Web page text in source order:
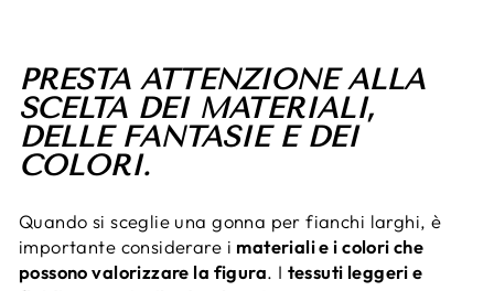
PRESTA ATTENZIONE ALLA
SCELTA DEI MATERIALI,
DELLE FANTASIE E DEI
COLORI.
Quando si sceglie una gonna per fianchi larghi, è
importante considerare i materiali e i colori che
possono valorizzare la figura. I tessuti leggeri e